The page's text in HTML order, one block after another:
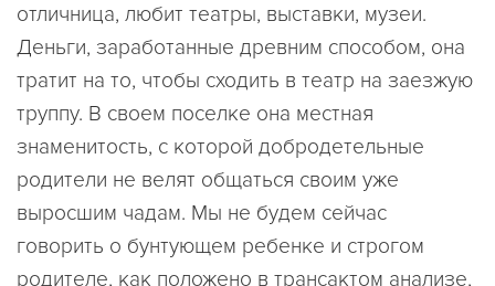
отличница, любит театры, выставки, музеи.
Деньги, заработанные древним способом, она
тратит на то, чтобы сходить в театр на заезжую
труппу. В своем поселке она местная
знаменитость, с которой добродетельные
родители не велят общаться своим уже
выросшим чадам. Мы не будем сейчас
говорить о бунтующем ребенке и строгом
родителе, как положено в трансактом анализе,